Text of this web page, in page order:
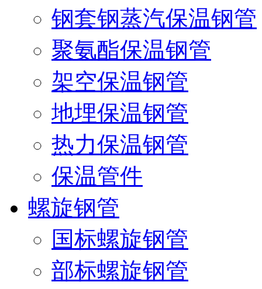
钢套钢蒸汽保温钢管
聚氨酯保温钢管
架空保温钢管
地埋保温钢管
热力保温钢管
保温管件
螺旋钢管
国标螺旋钢管
部标螺旋钢管